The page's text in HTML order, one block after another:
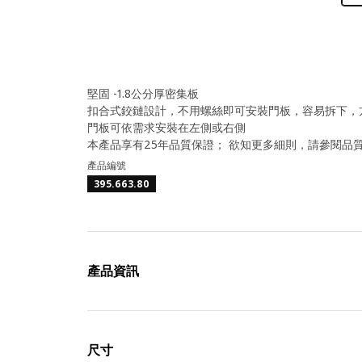
堅固 -1.8公分厚密集板
扣合式鉸鏈設計，不用螺絲即可安裝門板，容易拆下，
門板可依需求安裝在左側或右側
本產品享有25年品質保證； 欲知更多細則，請參閱品
產品編號
395.663.80
產品資訊
尺寸